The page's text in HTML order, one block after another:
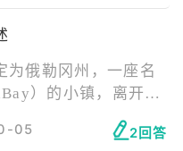
为俄勒冈州，一座名
）的小镇，离开家
回到了小镇，然后
05 2回答